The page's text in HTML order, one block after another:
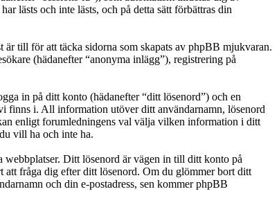
lästs och inte lästs, och på detta sätt förbättras din
till för att täcka sidorna som skapats av phpBB mjukvaran.
(hädanefter “anonyma inlägg”), registrering på
in på ditt konto (hädanefter “ditt lösenord”) och en
finns i. All information utöver ditt användarnamn, lösenord
enligt forumledningens val välja vilken information i ditt
vill ha och inte ha.
webbplatser. Ditt lösenord är vägen in till ditt konto på
att fråga dig efter ditt lösenord. Om du glömmer bort ditt
och din e-postadress, sen kommer phpBB